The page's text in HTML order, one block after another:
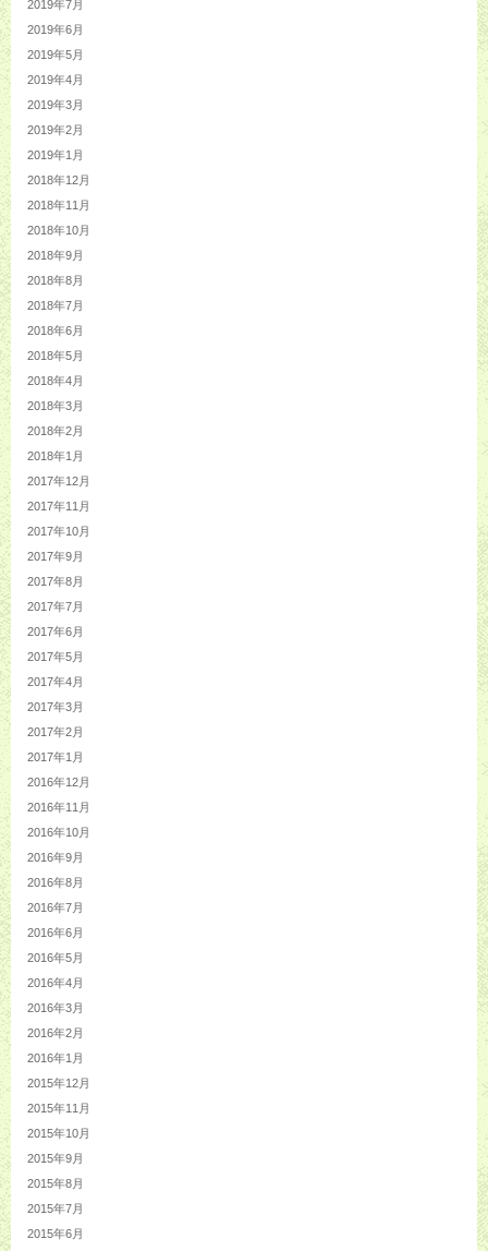
2019年7月
2019年6月
2019年5月
2019年4月
2019年3月
2019年2月
2019年1月
2018年12月
2018年11月
2018年10月
2018年9月
2018年8月
2018年7月
2018年6月
2018年5月
2018年4月
2018年3月
2018年2月
2018年1月
2017年12月
2017年11月
2017年10月
2017年9月
2017年8月
2017年7月
2017年6月
2017年5月
2017年4月
2017年3月
2017年2月
2017年1月
2016年12月
2016年11月
2016年10月
2016年9月
2016年8月
2016年7月
2016年6月
2016年5月
2016年4月
2016年3月
2016年2月
2016年1月
2015年12月
2015年11月
2015年10月
2015年9月
2015年8月
2015年7月
2015年6月